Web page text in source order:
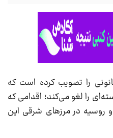
را تصویب کرده است که
را لغو می‌کند؛ اقدامی که
روسیه در مرزهای شرقی این